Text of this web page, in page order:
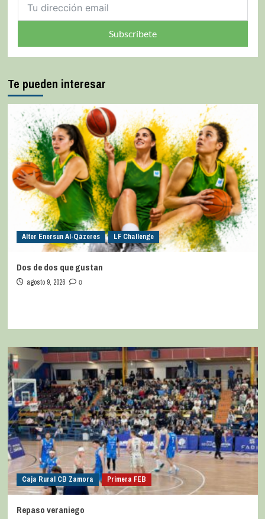
Subscríbete
Te pueden interesar
Alter Enersun Al-Qázeres LF Challenge
Dos de dos que gustan
agosto 9, 2026 0
Caja Rural CB Zamora Primera FEB
Repaso veraniego